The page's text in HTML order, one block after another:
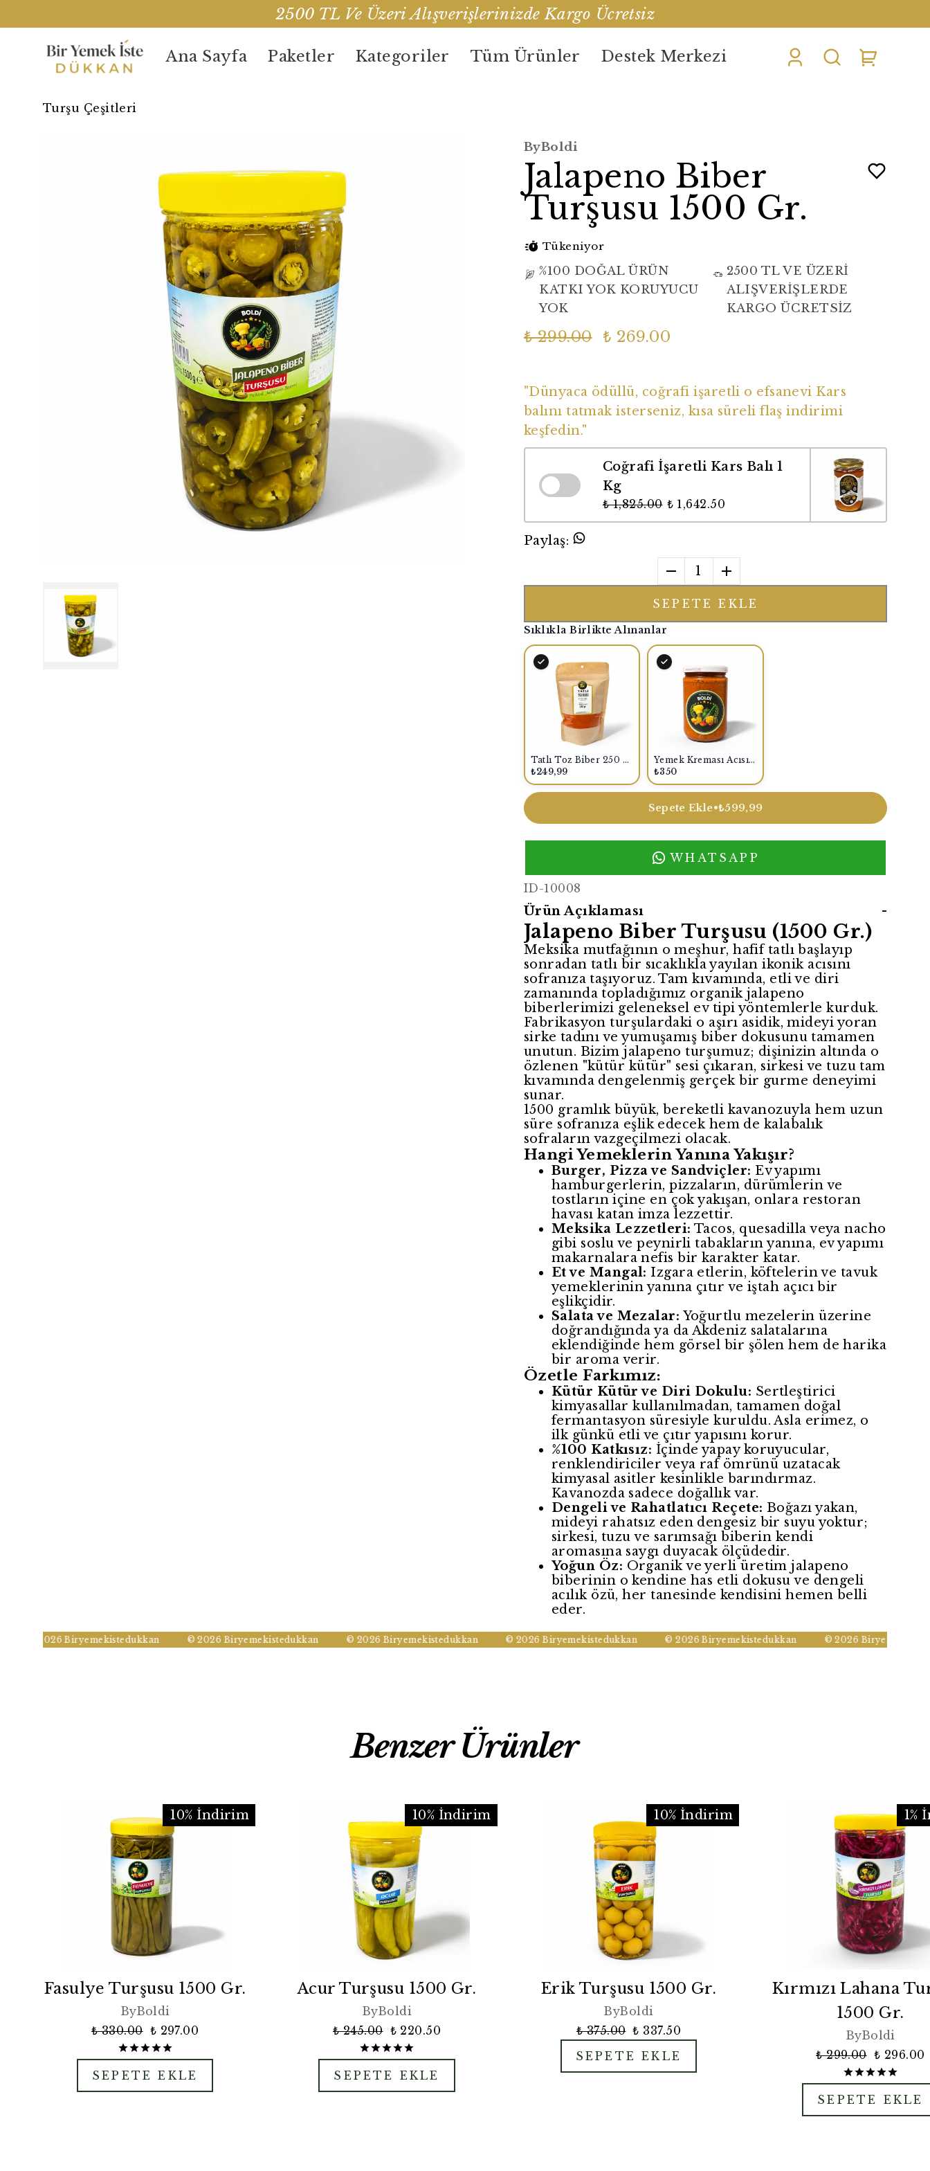
2500 TL Ve Üzeri Alışverişlerinizde Kargo Ücretsiz
Ana Sayfa Paketler Kategoriler Tüm Ürünler Destek Merkezi
Turşu Çeşitleri
ByBoldi
Jalapeno Biber
Turşusu 1500 Gr.
Tükeniyor
%100 DOĞAL ÜRÜN
KATKI YOK KORUYUCU
YOK
2500 TL VE ÜZERİ
ALIŞVERİŞLERDE
KARGO ÜCRETSİZ
₺ 299.00 ₺ 269.00
"Dünyaca ödüllü, coğrafi işaretli o efsanevi Kars
balını tatmak isterseniz, kısa süreli flaş indirimi
keşfedin."
Coğrafi İşaretli Kars Balı 1
Kg
₺ 1,825.00 ₺ 1,642.50
Paylaş:
1
SEPETE EKLE
Sıklıkla Birlikte Alınanlar
Tatlı Toz Biber 250 Gr.
₺249,99
Yemek Kreması Acısız Cam Kavanoz 600 Gr.
₺350
Sepete Ekle•₺599,99
WHATSAPP
ID-10008
Ürün Açıklaması -
Jalapeno Biber Turşusu (1500 Gr.)
Meksika mutfağının o meşhur, hafif tatlı başlayıp
sonradan tatlı bir sıcaklıkla yayılan ikonik acısını
sofranıza taşıyoruz. Tam kıvamında, etli ve diri
zamanında topladığımız organik jalapeno
biberlerimizi geleneksel ev tipi yöntemlerle kurduk.
Fabrikasyon turşulardaki o aşırı asidik, mideyi yoran
sirke tadını ve yumuşamış biber dokusunu tamamen
unutun. Bizim jalapeno turşumuz; dişinizin altında o
özlenen "kütür kütür" sesi çıkaran, sirkesi ve tuzu tam
kıvamında dengelenmiş gerçek bir gurme deneyimi
sunar.
1500 gramlık büyük, bereketli kavanozuyla hem uzun
süre sofranıza eşlik edecek hem de kalabalık
sofraların vazgeçilmezi olacak.
Hangi Yemeklerin Yanına Yakışır?
Burger, Pizza ve Sandviçler: Ev yapımı
hamburgerlerin, pizzaların, dürümlerin ve
tostların içine en çok yakışan, onlara restoran
havası katan imza lezzettir.
Meksika Lezzetleri: Tacos, quesadilla veya nacho
gibi soslu ve peynirli tabakların yanına, ev yapımı
makarnalara nefis bir karakter katar.
Et ve Mangal: Izgara etlerin, köftelerin ve tavuk
yemeklerinin yanına çıtır ve iştah açıcı bir
eşlikçidir.
Salata ve Mezalar: Yoğurtlu mezelerin üzerine
doğrandığında ya da Akdeniz salatalarına
eklendiğinde hem görsel bir şölen hem de harika
bir aroma verir.
Özetle Farkımız:
Kütür Kütür ve Diri Dokulu: Sertleştirici
kimyasallar kullanılmadan, tamamen doğal
fermantasyon süresiyle kuruldu. Asla erimez, o
ilk günkü etli ve çıtır yapısını korur.
%100 Katkısız: İçinde yapay koruyucular,
renklendiriciler veya raf ömrünü uzatacak
kimyasal asitler kesinlikle barındırmaz.
Kavanozda sadece doğallık var.
Dengeli ve Rahatlatıcı Reçete: Boğazı yakan,
mideyi rahatsız eden dengesiz bir suyu yoktur;
sirkesi, tuzu ve sarımsağı biberin kendi
aromasına saygı duyacak ölçüdedir.
Yoğun Öz: Organik ve yerli üretim jalapeno
biberinin o kendine has etli dokusu ve dengeli
acılık özü, her tanesinde kendisini hemen belli
eder.
© 2026 Biryemekistedukkan © 2026 Biryemekistedukkan © 2026 Biryemekistedukkan © 2026 Biryemekistedukkan © 2026 Biryemekistedukkan © 2026
Benzer Ürünler
10% İndirim
Fasulye Turşusu 1500 Gr.
ByBoldi
₺ 330.00 ₺ 297.00
SEPETE EKLE
10% İndirim
Acur Turşusu 1500 Gr.
ByBoldi
₺ 245.00 ₺ 220.50
SEPETE EKLE
10% İndirim
Erik Turşusu 1500 Gr.
ByBoldi
₺ 375.00 ₺ 337.50
SEPETE EKLE
1%
Kırmızı Lahana
1500 Gr.
ByBoldi
₺ 299.00 ₺ 296.00
SEPETE EKLE